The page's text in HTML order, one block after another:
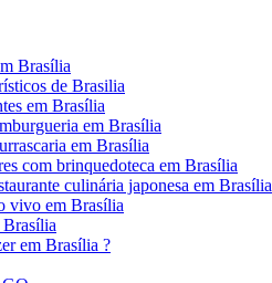
Brasília
de Brasilia
em Brasília
em Brasília
em Brasília
com brinquedoteca em Brasília
culinária japonesa em Brasília
vivo em Brasília
em Brasília ?